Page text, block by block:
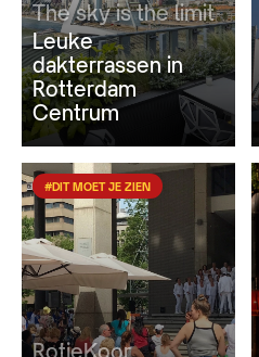
The sky is the limit
Leuke
dakterrassen in
Rotterdam
Centrum
#DIT MOET JE ZIEN
RotjeKoor